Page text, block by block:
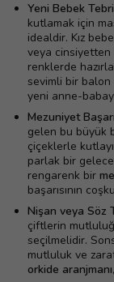
Yeni Bebek
kutlamak için
idealdir. Kız
veya cinsiyetten
renklerde
sevimli bir
yeni anne-
Mezuniyet
gelen bu büyük
çiçeklerle
parlak bir
rengarenk bir
başarısının
Nişan veya Söz
çiftlerin
seçilmelidir.
mutluluk ve
orkide aranjmanı